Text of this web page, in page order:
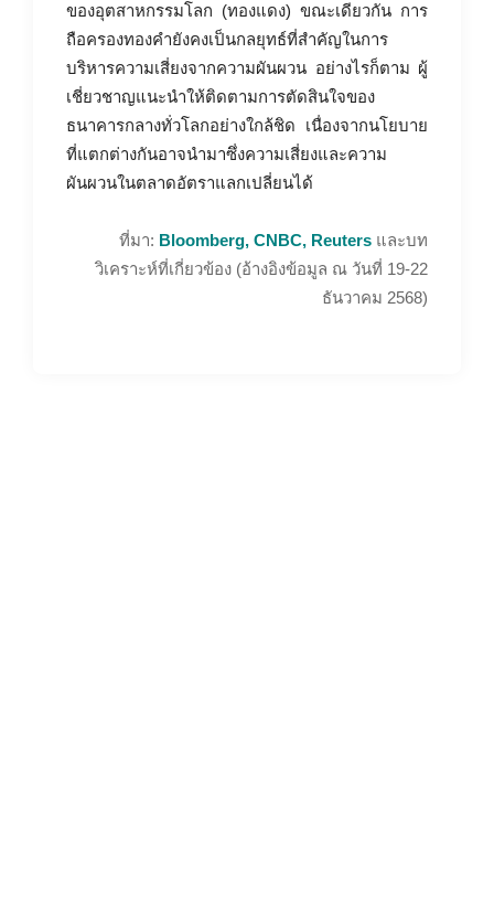
ของอุตสาหกรรมโลก (ทองแดง) ขณะเดียวกัน การ
ถือครองทองคำยังคงเป็นกลยุทธ์ที่สำคัญในการ
บริหารความเสี่ยงจากความผันผวน อย่างไรก็ตาม ผู้
เชี่ยวชาญแนะนำให้ติดตามการตัดสินใจของ
ธนาคารกลางทั่วโลกอย่างใกล้ชิด เนื่องจากนโยบาย
ที่แตกต่างกันอาจนำมาซึ่งความเสี่ยงและความ
ผันผวนในตลาดอัตราแลกเปลี่ยนได้
ที่มา: Bloomberg, CNBC, Reuters และบท
วิเคราะห์ที่เกี่ยวข้อง (อ้างอิงข้อมูล ณ วันที่ 19-22
ธันวาคม 2568)